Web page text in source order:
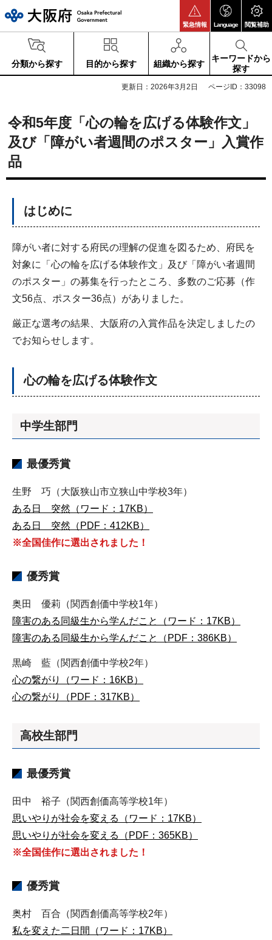
緊急情報 Language 閲覧補助
分類から探す 目的から探す 組織から探す
キーワードから
探す
更新日：2026年3月2日 ページID：33098
令和5年度「心の輪を広げる体験作文」
及び「障がい者週間のポスター」入賞作
品
はじめに
障がい者に対する府民の理解の促進を図るため、府民を
対象に「心の輪を広げる体験作文」及び「障がい者週間
のポスター」の募集を行ったところ、多数のご応募（作
文56点、ポスター36点）がありました。
厳正な選考の結果、大阪府の入賞作品を決定しましたの
でお知らせします。
心の輪を広げる体験作文
中学生部門
最優秀賞
生野 巧（大阪狭山市立狭山中学校3年）
ある日 突然（ワード：17KB）
ある日 突然（PDF：412KB）
※全国佳作に選出されました！
優秀賞
奥田 優莉（関西創価中学校1年）
障害のある同級生から学んだこと（ワード：17KB）
障害のある同級生から学んだこと（PDF：386KB）
黒崎 藍（関西創価中学校2年）
心の繋がり（ワード：16KB）
心の繋がり（PDF：317KB）
高校生部門
最優秀賞
田中 裕子（関西創価高等学校1年）
思いやりが社会を変える（ワード：17KB）
思いやりが社会を変える（PDF：365KB）
※全国佳作に選出されました！
優秀賞
奥村 百合（関西創価高等学校2年）
私を変えた二日間（ワード：17KB）